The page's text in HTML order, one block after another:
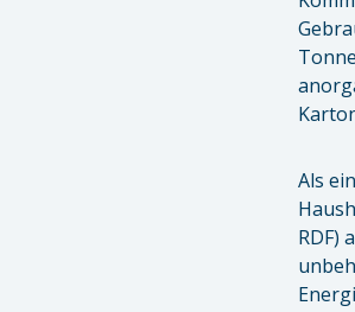
Als
RDF)